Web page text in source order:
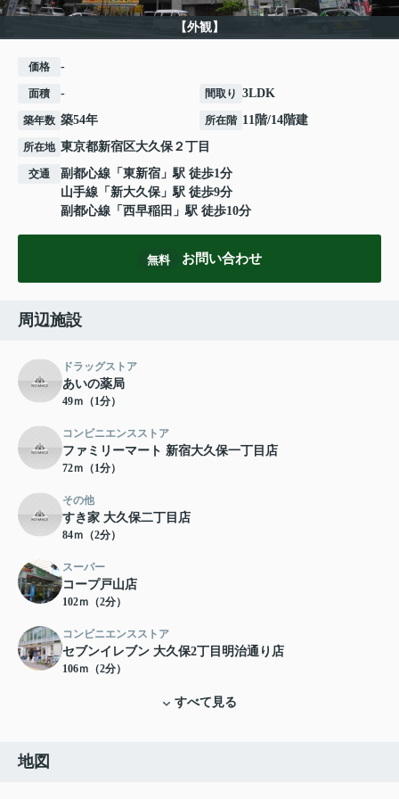
【外観】
価格 -
面積 - 間取り 3LDK
築年数 築54年 所在階 11階/14階建
所在地 東京都新宿区大久保２丁目
交通 副都心線 「 東新宿 」駅 徒歩1分
山手線 「 新大久保」駅 徒歩9分
副都心線 「 西早稲田 」駅 徒歩10分
無料 お問い合わせ
周辺施設
ドラッグストア
あいの薬局
49ｍ（1分）
コンビニエンスストア
ファミリーマート 新宿大久保一丁目店
72ｍ（1分）
その他
すき家 大久保二丁目店
84ｍ（2分）
スーパー
コープ戸山店
102ｍ（2分）
コンビニエンスストア
セブンイレブン 大久保2丁目明治通り店
106ｍ（2分）
すべて見る
地図